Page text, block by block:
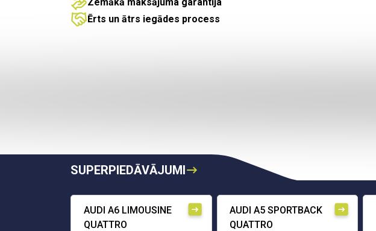
Ērts un ātrs iegādes process
SUPERPIEDĀVĀJUMI
AUDI A6 LIMOUSINE
QUATTRO
AUDI A5 SPORTBACK
QUATTRO